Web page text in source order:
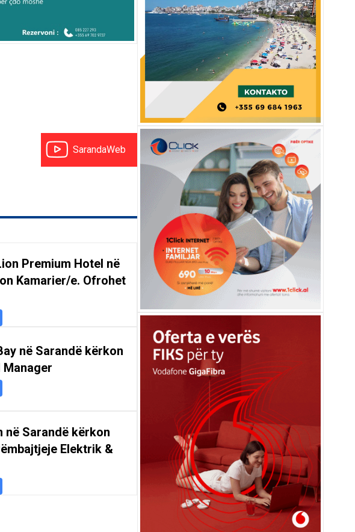
SarandaWeb
Premium Hotel në
Kamarier/e. Ofrohet
në Sarandë kërkon
Manager
në Sarandë kërkon
Elektrik &